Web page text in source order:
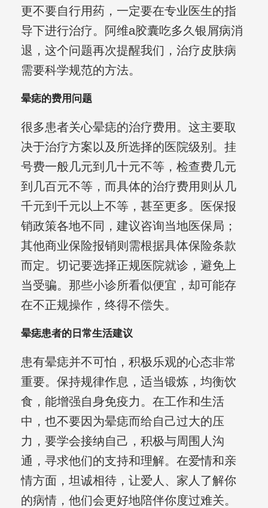
更不要自行用药，一定要在专业医生的指
导下进行治疗。阿维a胶囊吃多久银屑病消
退，这个问题再次提醒我们，治疗皮肤病
需要科学规范的方法。
晕痣的费用问题
很多患者关心晕痣的治疗费用。这主要取
决于治疗方案以及所选择的医院级别。挂
号费一般几元到几十元不等，检查费几元
到几百元不等，而具体的治疗费用则从几
千元到千元以上不等，甚至更多。医保报
销政策各地不同，建议咨询当地医保局；
其他商业保险报销则需根据具体保险条款
而定。切记要选择正规医院就诊，避免上
当受骗。那些小诊所看似便宜，却可能存
在不正规操作，终得不偿失。
晕痣患者的日常生活建议
患有晕痣并不可怕，积极乐观的心态非常
重要。保持规律作息，适当锻炼，均衡饮
食，能增强自身免疫力。在工作和生活
中，也不要因为晕痣而给自己过大的压
力，要学会接纳自己，积极与周围人沟
通，寻求他们的支持和理解。在爱情和亲
情方面，坦诚相待，让爱人、家人了解你
的病情，他们会更好地陪伴你度过难关。